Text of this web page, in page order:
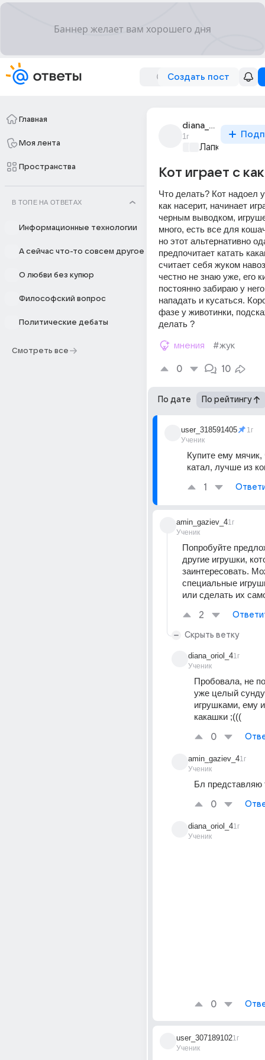
Создать пост
Главная
Моя лента
Пространства
В ТОПЕ НА ОТВЕТАХ
Информационные технологии
А сейчас что-то совсем другое
О любви без купюр
Философский вопрос
Политические дебаты
Смотреть все
diana_oriol_4
1г
Лапки и
Кот играет с
Что делать? Кот надоел
как насерит, начинает
черным выводком,
много, есть все для
но этот альтернативно
предпочитает катать
считает себя жуком
честно не знаю уже, его
постоянно забираю у
нападать и кусаться.
фазе у животинки,
делать ?
мнения #жук
0 10
По дате По рейтингу
user_318591405
Ученик
1г
Купите ему мячик,
катал, лучше из
1
amin_gaziev_4
Ученик
1г
Попробуйте
другие игрушки,
заинтересовать.
специальные
или сделать их
2
Скрыть ветку
diana_oriol_4
Ученик
1г
Пробовала, не
уже целый
игрушками, ему
какашки ;(((
0
amin_gaziev_4
Ученик
1г
Бл представляю
0
diana_oriol_4
Ученик
1г
0
user_307189102
Ученик
1г